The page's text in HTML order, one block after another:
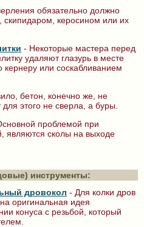
обязательно должно
скипидаром, керосином или их
- Некоторые мастера перед
удаляют глазурь в месте
кернеру или соскабливанием
бетон, конечно же, не
этого не сверла, а буры.
проблемой при
являются сколы на выходе
инструменты:
дровокол - Для колки дров
оригинальная идея
конуса с резьбой, который